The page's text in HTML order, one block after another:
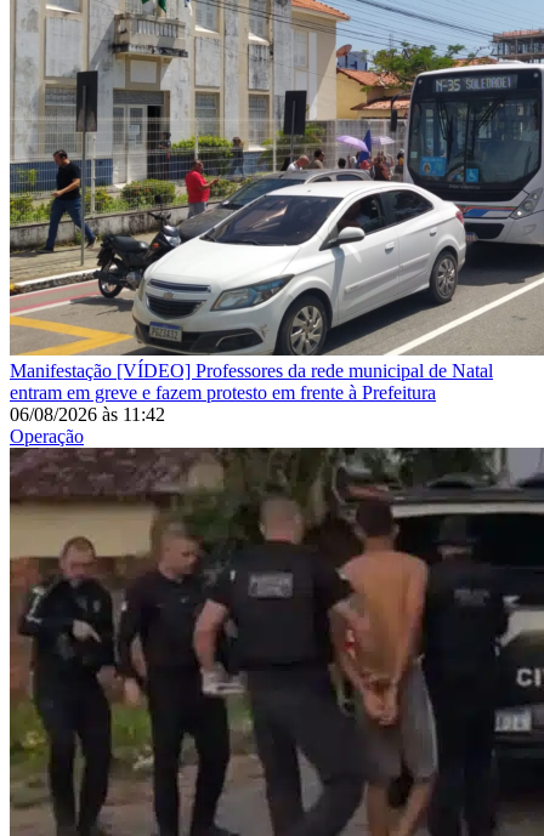
Manifestação [VÍDEO] Professores da rede municipal de Natal
entram em greve e fazem protesto em frente à Prefeitura
06/08/2026 às 11:42
Operação